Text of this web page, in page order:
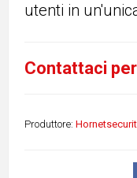
utenti in
Contattaci
Produttore: